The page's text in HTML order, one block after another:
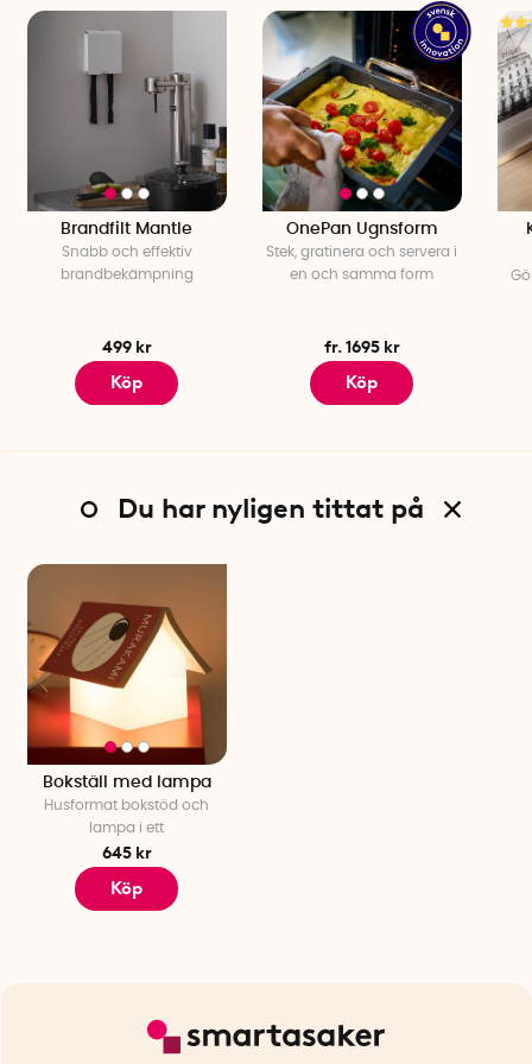
Brandfilt Mantle
Snabb och effektiv
brandbekämpning
499 kr
Köp
OnePan Ugnsform
Stek, gratinera och servera i
en och samma form
fr. 1695 kr
Köp
Du har nyligen tittat på
Bokställ med lampa
Husformat bokstöd och
lampa i ett
645 kr
Köp